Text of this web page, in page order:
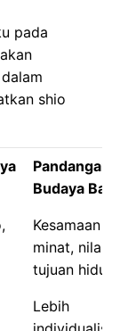
pada
shio
Pandangan
Budaya
Kesamaan
minat, nilai,
tujuan hidup
Lebih